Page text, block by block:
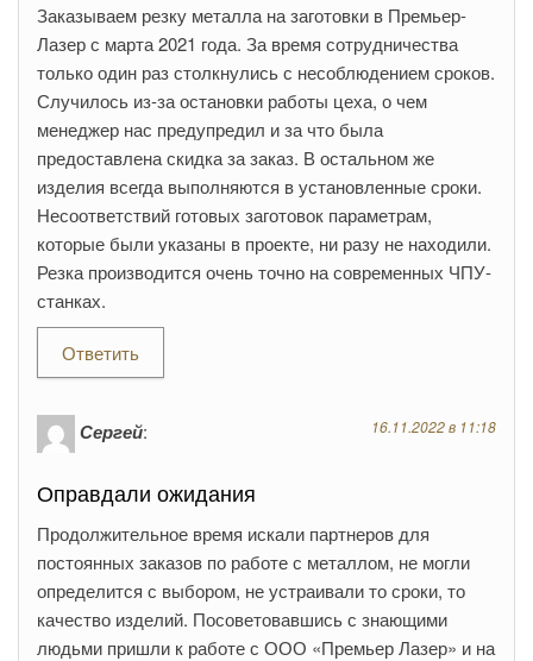
Заказываем резку металла на заготовки в Премьер-
Лазер с марта 2021 года. За время сотрудничества
только один раз столкнулись с несоблюдением сроков.
Случилось из-за остановки работы цеха, о чем
менеджер нас предупредил и за что была
предоставлена скидка за заказ. В остальном же
изделия всегда выполняются в установленные сроки.
Несоответствий готовых заготовок параметрам,
которые были указаны в проекте, ни разу не находили.
Резка производится очень точно на современных ЧПУ-
станках.
Ответить
Сергей: 16.11.2022 в 11:18
Оправдали ожидания
Продолжительное время искали партнеров для
постоянных заказов по работе с металлом, не могли
определится с выбором, не устраивали то сроки, то
качество изделий. Посоветовавшись с знающими
людьми пришли к работе с ООО «Премьер Лазер» и на